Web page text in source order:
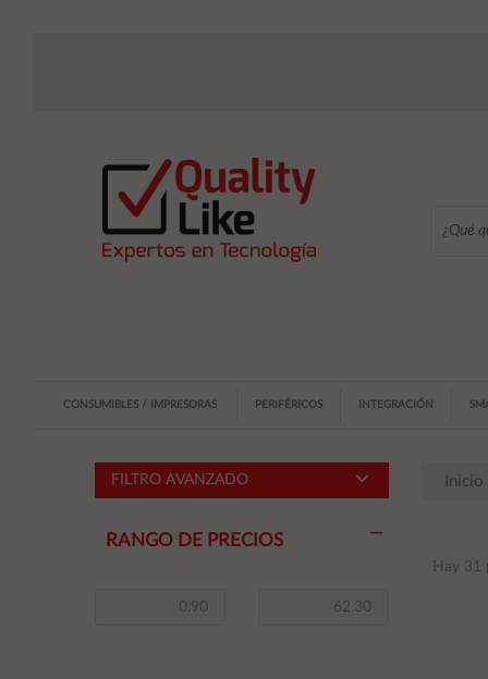
CONSUMIBLES / IMPRESORAS PERIFÉRICOS INTEGRACIÓN
FILTRO AVANZADO
RANGO DE PRECIOS
Inicio
Hay